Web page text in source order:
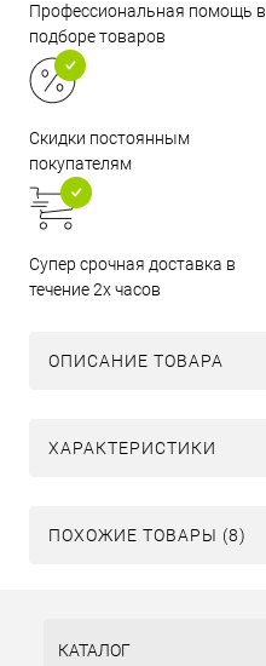
Профессиональная помощь в
подборе товаров
Скидки постоянным
покупателям
Супер срочная доставка в
течение 2х часов
ОПИСАНИЕ ТОВАРА
ХАРАКТЕРИСТИКИ
ПОХОЖИЕ ТОВАРЫ (8)
КАТАЛОГ